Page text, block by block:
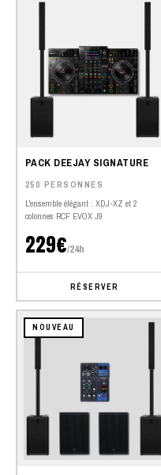
PACK DEEJAY SIGNATURE
250 PERSONNES
L'ensemble élégant : XDJ-XZ et 2
colonnes RCF EVOX J9
229€/24h
RÉSERVER
NOUVEAU